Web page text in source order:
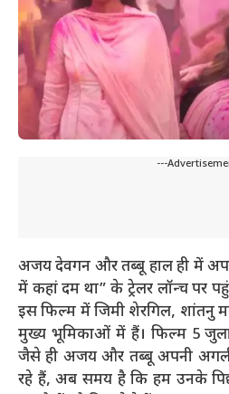
---
अजय देवगन और तब्बू हाल ही में
में कहां दम था” के ट्रेलर लॉन्च पर
इस फिल्म में जिमी शेरगिल, शांतनु
मुख्य भूमिकाओं में हैं। फिल्म 5
जैसे ही अजय और तब्बू अपनी
रहे हैं, अब समय है कि हम उनके